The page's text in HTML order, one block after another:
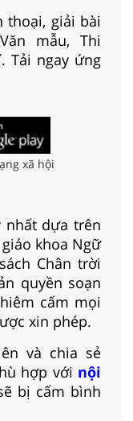
thoại, giải bài
mẫu, Thi
Tải ngay ứng
xã hội
nhất dựa trên
khoa Ngữ
Chân trời
quyền soạn
cấm mọi
xin phép.
và chia sẻ
hợp với nội
bị cấm bình